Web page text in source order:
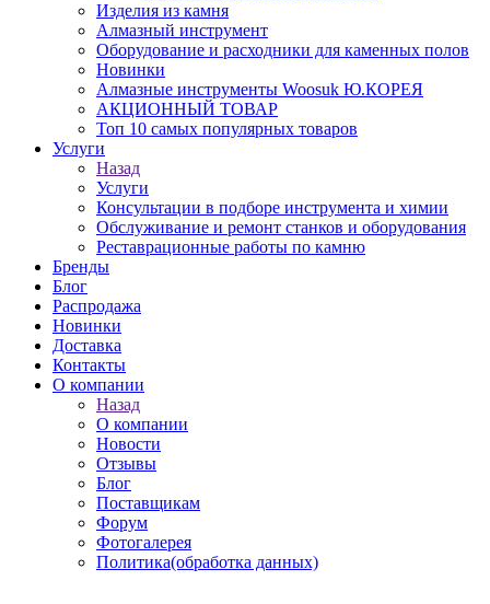
Изделия из камня
Алмазный инструмент
Оборудование и расходники для каменных полов
Новинки
Алмазные инструменты Woosuk Ю.КОРЕЯ
АКЦИОННЫЙ ТОВАР
Топ 10 самых популярных товаров
Услуги
Назад
Услуги
Консультации в подборе инструмента и химии
Обслуживание и ремонт станков и оборудования
Реставрационные работы по камню
Бренды
Блог
Распродажа
Новинки
Доставка
Контакты
О компании
Назад
О компании
Новости
Отзывы
Блог
Поставщикам
Форум
Фотогалерея
Политика(обработка данных)